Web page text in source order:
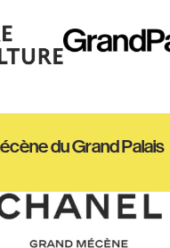
du Grand Palais
Chanel